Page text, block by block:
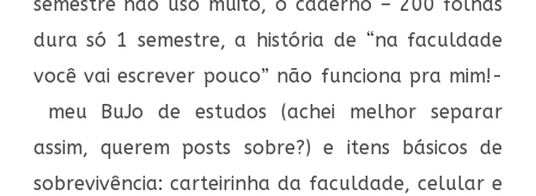
dura só 1 semestre, a história de “na faculdade
você vai escrever pouco” não funciona pra mim!-
meu BuJo de estudos (achei melhor separar
assim, querem posts sobre?) e itens básicos de
sobrevivência: carteirinha da faculdade, celular e